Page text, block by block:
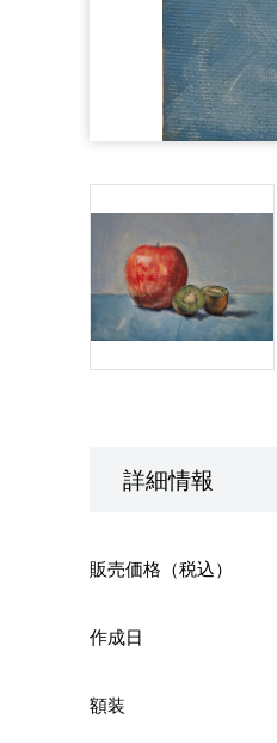
詳細情報
販売価格（税込）
作成日
額装